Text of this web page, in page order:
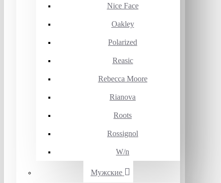
Nice Face
Oakley
Polarized
Reasic
Rebecca Moore
Rianova
Roots
Rossignol
W/n
Мужские